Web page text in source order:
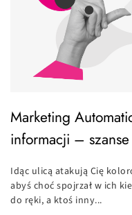
Marketing
informacji –
Idąc ulicą atakują Cię
abyś choć spojrzał w ich
do ręki, a ktoś inny...